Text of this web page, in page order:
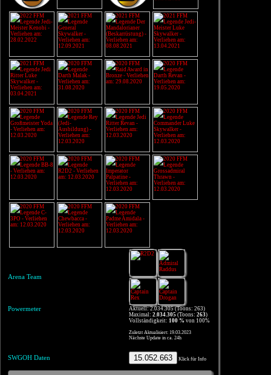
Arena Team
Powermeter
Aktuell: 2.034.305 (Toons: 263)
Maximal: 2.034.305 (Toons: 263)
Vollständigkeit: 100 % von 100%
Zuletzt Aktualisiert: 19.03.2023
Nächste Update in ca. 24h
SWGOH Daten 15.052.663 Klick für Info